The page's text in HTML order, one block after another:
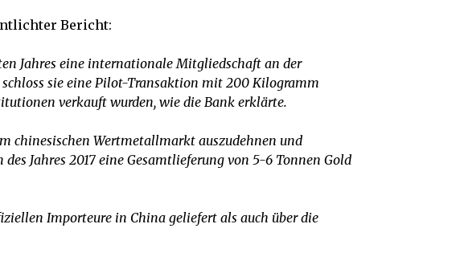
Bericht:
Jahres eine internationale Mitgliedschaft an der
sie eine Pilot-Transaktion mit 200 Kilogramm
verkauft wurden, wie die Bank erklärte.
chinesischen Wertmetallmarkt auszudehnen und
Jahres 2017 eine Gesamtlieferung von 5-6 Tonnen Gold
Importeure in China geliefert als auch über die